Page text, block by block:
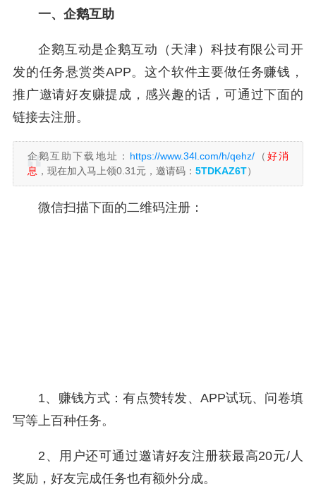
一、企鹅互助
企鹅互动是企鹅互动（天津）科技有限公司开
发的任务悬赏类APP。这个软件主要做任务赚钱，
推广邀请好友赚提成，感兴趣的话，可通过下面的
链接去注册。
企鹅互助下载地址： https://www.34l.com/h/qehz/（ 好消
息 ，现在加入马上领0.31元，邀请码： 5TDKAZ6T）
微信扫描下面的二维码注册：
1、赚钱方式：有点赞转发、APP试玩、问卷填
写等上百种任务。
2、用户还可通过邀请好友注册获最高20元/人
奖励，好友完成任务也有额外分成。